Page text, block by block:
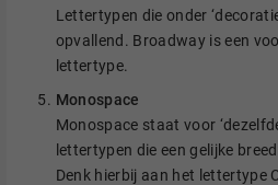
Lettertypen die onder
opvallend. Broadway is een
lettertype.
Monospace
Monospace staat voor
lettertypen die een gelijke
Denk hierbij aan het lettertype